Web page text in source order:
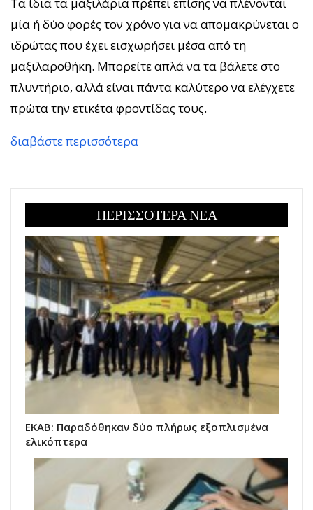
μία ή δύο φορές τον χρόνο για να απομακρύνεται ο
ιδρώτας που έχει εισχωρήσει μέσα από τη
μαξιλαροθήκη. Μπορείτε απλά να τα βάλετε στο
πλυντήριο, αλλά είναι πάντα καλύτερο να ελέγχετε
πρώτα την ετικέτα φροντίδας τους.
διαβάστε περισσότερα
ΠΕΡΙΣΣΟΤΕΡΑ ΝΕΑ
EKAB: Παραδόθηκαν δύο πλήρως εξοπλισμένα
ελικόπτερα